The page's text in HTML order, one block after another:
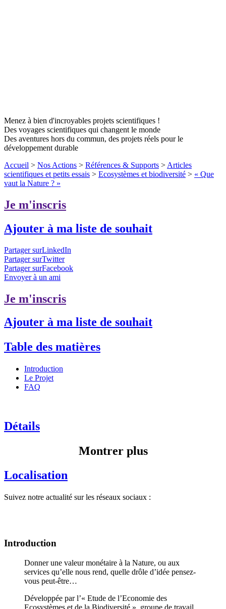
Menez à bien d'incroyables projets scientifiques !
Des voyages scientifiques qui changent le monde
Des aventures hors du commun, des projets réels pour le
développement durable
Accueil > Nos Actions > Références & Supports > Articles
scientifiques et petits essais > Ecosystèmes et biodiversité > « Que
vaut la Nature ? »
Je m'inscris
Ajouter à ma liste de souhait
Partager surLinkedIn
Partager surTwitter
Partager surFacebook
Envoyer à un ami
Je m'inscris
Ajouter à ma liste de souhait
Table des matières
Introduction
Le Projet
FAQ
Détails
Montrer plus
Localisation
Suivez notre actualité sur les réseaux sociaux :
Introduction
Donner une valeur monétaire à la Nature, ou aux
services qu’elle nous rend, quelle drôle d’idée pensez-
vous peut-être…
Développée par l’« Etude de l’Economie des
Ecosystèmes et de la Biodiversité », groupe de travail